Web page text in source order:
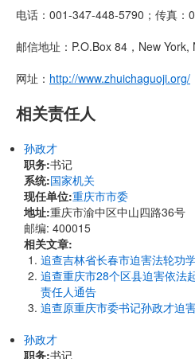
电话：001-347-448-5790；传真：
邮信地址：P.O.Box 84，New York,
网址： http://www.zhuichaguoji.org/
相关责任人
孙政才
职务:书记
系统:国家机关
现任单位:重庆市市委
地址:重庆市渝中区中山四路36号
邮编: 400015
相关文章:
追查吉林省长春市迫害法轮功
追查重庆市28个区县迫害依法
责任人通告
追查原重庆市委书记孙政才迫
孙政才
职务:书记